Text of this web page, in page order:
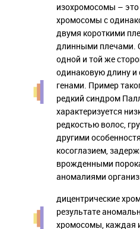
изохромосомы –
хромосомы с
двумя короткими
длинными плечами.
одной и той же
одинаковую длину
генами. Пример
редкий синдром
характеризуется
редкостью волос,
другими
косоглазием,
врожденными
аномалиями
дицентрические
результате
хромосомы, каждая